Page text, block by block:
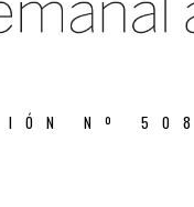
Nº 508